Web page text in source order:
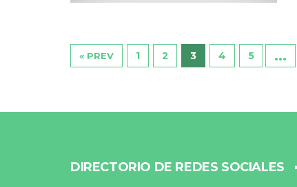
« PREV 1 2 3 4 5 …
DIRECTORIO DE REDES SOCIALES